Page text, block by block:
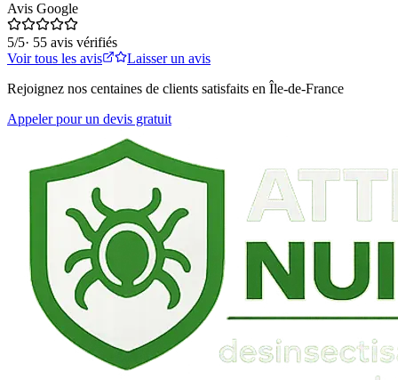
Avis Google
5/5· 55 avis vérifiés
Voir tous les avis
Laisser un avis
Rejoignez nos centaines de clients satisfaits en Île-de-France
Appeler pour un devis gratuit